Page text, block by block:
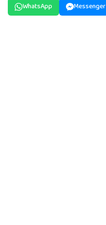
WhatsApp Messenger